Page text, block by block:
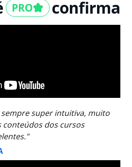
confirma
sempre super intuitiva, muito
conteúdos dos cursos